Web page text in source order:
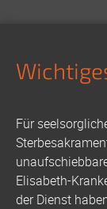
Für
Elisabeth-
der Dienst